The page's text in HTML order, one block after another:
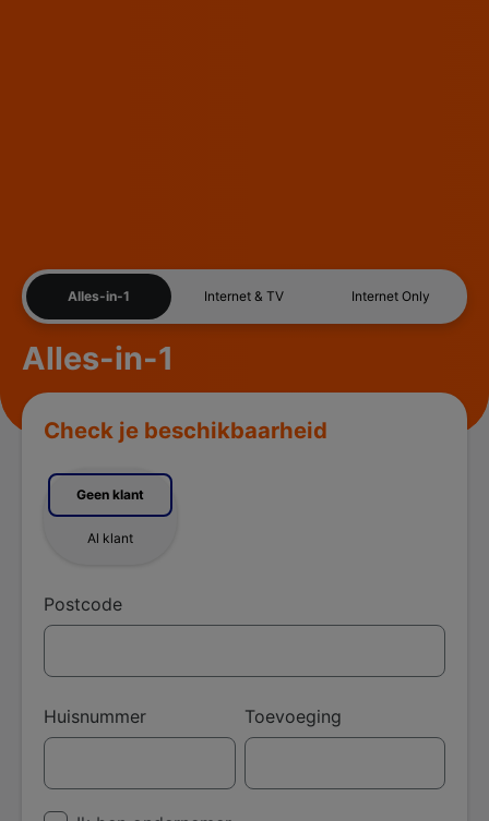
Alles-in-1 Internet & TV Internet Only
Alles-in-1
Check je beschikbaarheid
Geen klant
Al klant
Postcode
Huisnummer Toevoeging